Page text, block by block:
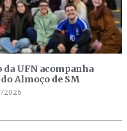
UFN acompanha
Almoço de SM
2026